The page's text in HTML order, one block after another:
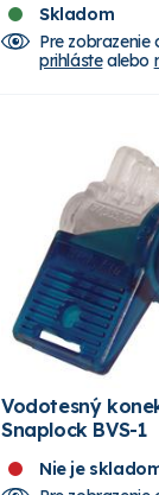
Skladom
Pre zobrazenie
prihlástealebo
Vodotesný
Snaplock BVS-1
Nie je